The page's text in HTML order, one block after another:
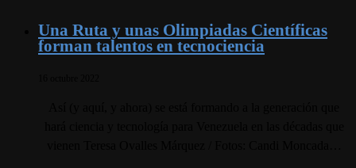
Una Ruta y unas Olimpiadas Científicas
forman talentos en tecnociencia